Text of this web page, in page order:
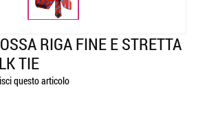
RIGA FINE E STRETTA
TIE
questo articolo